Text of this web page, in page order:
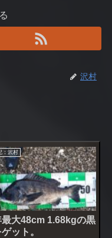
沢村
：沢村
最大48cm 1.68kgの黒
ット。